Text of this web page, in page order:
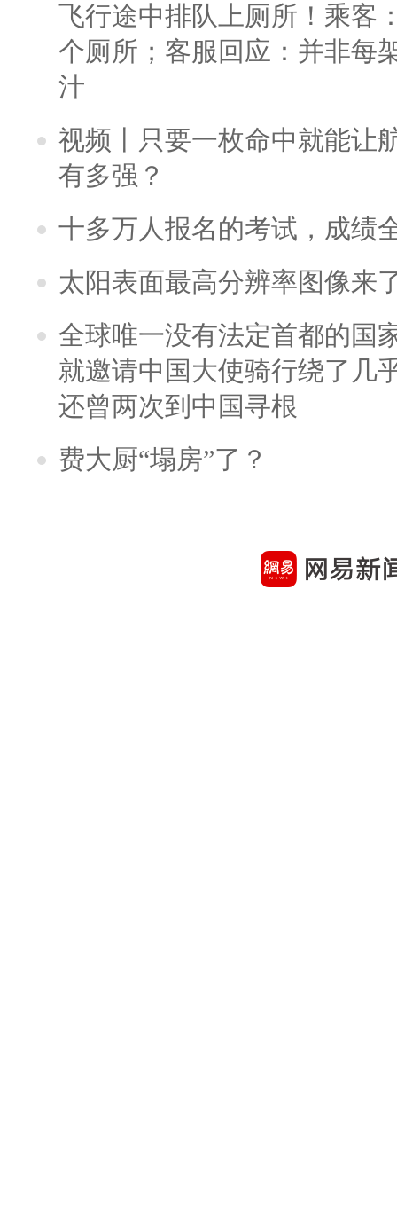
飞行途中排队上厕所！乘客
个厕所；客服回应：并非每
汁
视频丨只要一枚命中就能让
有多强？
十多万人报名的考试，成绩
太阳表面最高分辨率图像来
全球唯一没有法定首都的国
就邀请中国大使骑行绕了几
还曾两次到中国寻根
费大厨“塌房”了？